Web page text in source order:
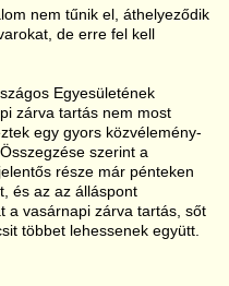
nem tűnik el, áthelyeződik
de erre fel kell
Egyesületének
zárva tartás nem most
egy gyors közvélemény-
szerint a
része már pénteken
és az az álláspont
a vasárnapi zárva tartás, sőt
többet lehessenek együtt.